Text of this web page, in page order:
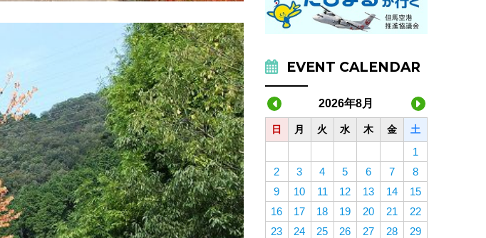
EVENT CALENDAR
2026年8月
日 月 火 水 木 金 土
1
2
3 4 5 6 7
8
9
10 11 12 13 14
15
16
17 18 19 20 21
22
23
24 25 26 27 28
29